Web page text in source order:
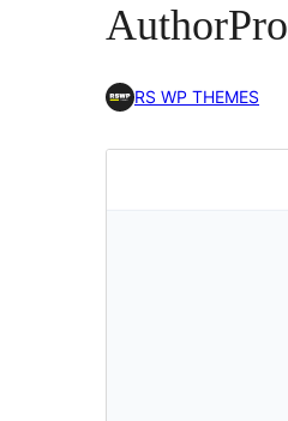
AuthorPro
RS WP THEMES